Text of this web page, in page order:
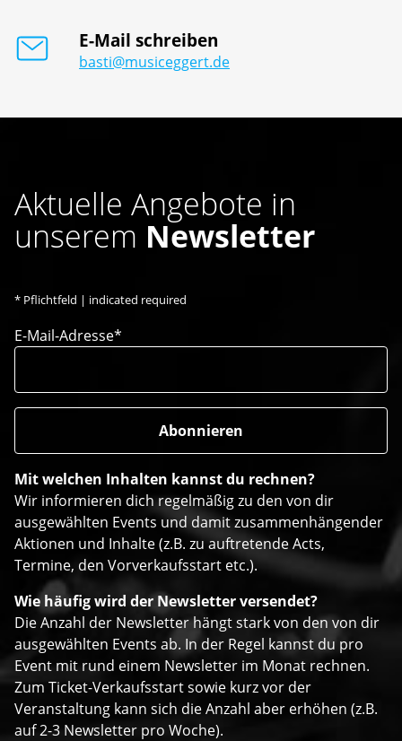
E-Mail schreiben
basti@musiceggert.de
Aktuelle Angebote in
unserem Newsletter
* Pflichtfeld | indicated required
E-Mail-Adresse*
Mit welchen Inhalten kannst du rechnen?
Wir informieren dich regelmäßig zu den von dir
ausgewählten Events und damit zusammenhängender
Aktionen und Inhalte (z.B. zu auftretende Acts,
Termine, den Vorverkaufsstart etc.).
Wie häufig wird der Newsletter versendet?
Die Anzahl der Newsletter hängt stark von den von dir
ausgewählten Events ab. In der Regel kannst du pro
Event mit rund einem Newsletter im Monat rechnen.
Zum Ticket-Verkaufsstart sowie kurz vor der
Veranstaltung kann sich die Anzahl aber erhöhen (z.B.
auf 2-3 Newsletter pro Woche).